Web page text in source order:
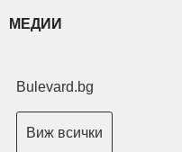
МЕДИИ
Bulevard.bg
Виж всички